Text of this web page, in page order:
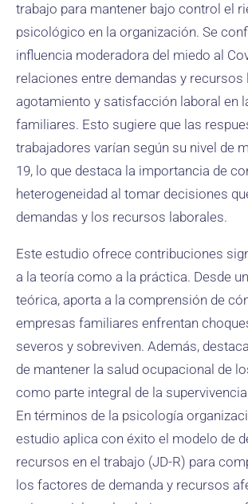
trabajo para mantener bajo control el
psicológico en la organización. Se
influencia moderadora del miedo al
relaciones entre demandas y recursos
agotamiento y satisfacción laboral en
familiares. Esto sugiere que las
trabajadores varían según su nivel de
19, lo que destaca la importancia de
heterogeneidad al tomar decisiones
demandas y los recursos laborales.
Este estudio ofrece contribuciones
a la teoría como a la práctica. Desde
teórica, aporta a la comprensión de
empresas familiares enfrentan
severos y sobreviven. Además,
de mantener la salud ocupacional de
como parte integral de la
En términos de la psicología
estudio aplica con éxito el modelo de
recursos en el trabajo (JD-R) para
los factores de demanda y recursos